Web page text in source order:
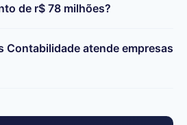
de r$ 78 milhões?
Contabilidade atende empresas